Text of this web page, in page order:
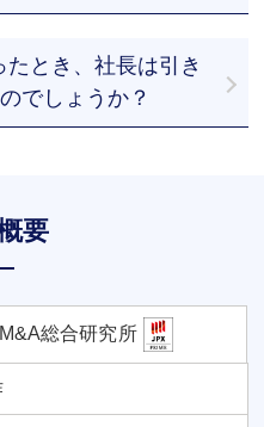
オーナー経営者様のご意
。
とき、社長は引き
でしょうか？
要
総合研究所